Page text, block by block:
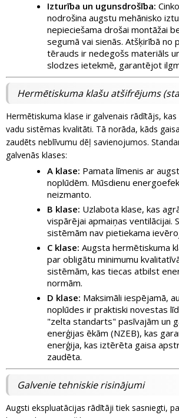
Izturība un ugunsdrošība:
nodrošina augstu mehānisko
nepieciešama drošai montāžai
segumā vai sienās. Atšķirībā no
tērauds ir nedegošs materiāls
slodzes ietekmē, garantējot
Hermētiskuma klašu atšifrējums
Hermētiskuma klase ir galvenais rādītājs,
vadu sistēmas kvalitāti. Tā norāda, kāds
zaudēts neblīvumu dēļ savienojumos.
galvenās klases:
A klase: Pamata līmenis ar
noplūdēm. Mūsdienu
neizmanto.
B klase: Uzlabota klase, kas
vispārējai apmaiņas ventilācijai.
sistēmām nav pietiekama
C klase: Augsta hermētiskuma
par obligātu minimumu
sistēmām, kas tiecas atbilst
normām.
D klase: Maksimāli iespējamā,
noplūdes ir praktiski novestas
"zelta standarts" pasīvajām un
enerģijas ēkām (NZEB), kas
enerģija, kas iztērēta gaisa
zaudēta.
Galvenie tehniskie risinājumi
Augsti ekspluatācijas rādītāji tiek sasniegti,